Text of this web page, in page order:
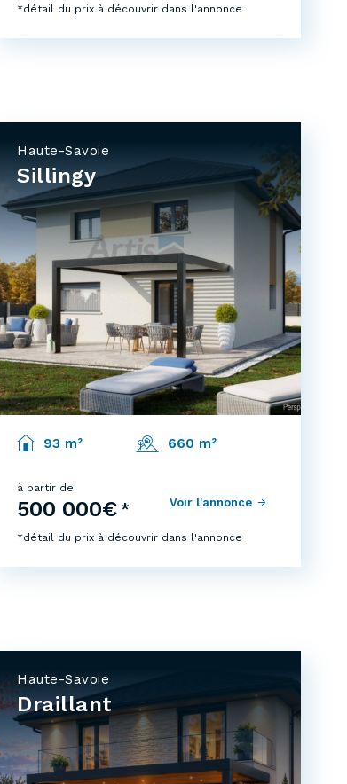
*détail du prix à découvrir dans l'annonce
Haute-Savoie
Sillingy
93 m² 660 m²
à partir de
500 000€ * Voir l'annonce
*détail du prix à découvrir dans l'annonce
Haute-Savoie
Draillant